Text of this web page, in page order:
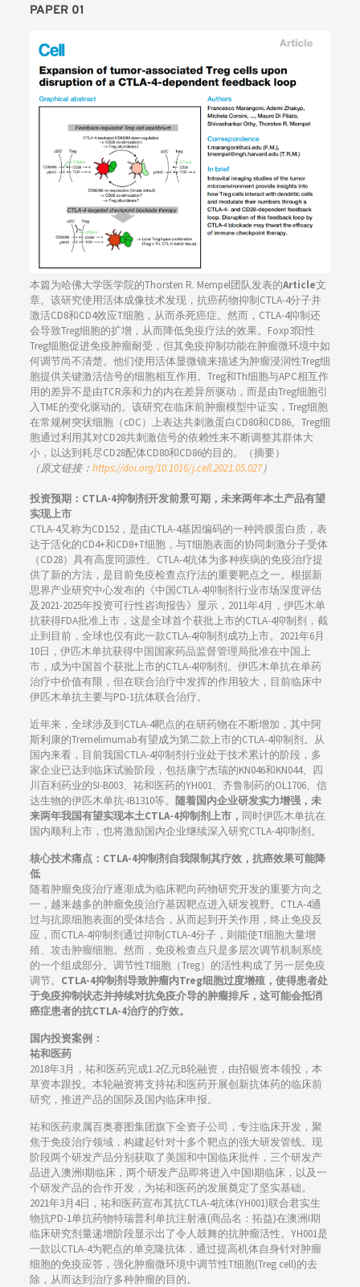
PAPER 01
本篇为哈佛大学医学院的Thorsten R. Mempel团队发表的Article文
章。该研究使用活体成像技术发现，抗癌药物抑制CTLA-4分子并
激活CD8和CD4效应T细胞，从而杀死癌症。然而，CTLA-4抑制还
会导致Treg细胞的扩增，从而降低免疫疗法的效果。Foxp3阳性
Treg细胞促进免疫肿瘤耐受，但其免疫抑制功能在肿瘤微环境中如
何调节尚不清楚。他们使用活体显微镜来描述为肿瘤浸润性Treg细
胞提供关键激活信号的细胞相互作用。Treg和Th细胞与APC相互作
用的差异不是由TCR亲和力的内在差异所驱动，而是由Treg细胞引
入TME的变化驱动的。该研究在临床前肿瘤模型中证实，Treg细胞
在常规树突状细胞（cDC）上表达共刺激蛋白CD80和CD86。Treg细
胞通过利用其对CD28共刺激信号的依赖性来不断调整其群体大
小，以达到耗尽CD28配体CD80和CD86的目的。（摘要）
（原文链接： https://doi.org/10.1016/j.cell.2021.05.027）
投资预期：CTLA-4抑制剂开发前景可期，未来两年本土产品有望
实现上市
CTLA-4又称为CD152，是由CTLA-4基因编码的一种跨膜蛋白质，表
达于活化的CD4+和CD8+T细胞，与T细胞表面的协同刺激分子受体
（CD28）具有高度同源性。CTLA-4抗体为多种疾病的免疫治疗提
供了新的方法，是目前免疫检查点疗法的重要靶点之一。根据新
思界产业研究中心发布的《中国CTLA-4抑制剂行业市场深度评估
及2021-2025年投资可行性咨询报告》显示，2011年4月，伊匹木单
抗获得FDA批准上市，这是全球首个获批上市的CTLA-4抑制剂，截
止到目前，全球也仅有此一款CTLA-4抑制剂成功上市。2021年6月
10日，伊匹木单抗获得中国国家药品监督管理局批准在中国上
市，成为中国首个获批上市的CTLA-4抑制剂。伊匹木单抗在单药
治疗中价值有限，但在联合治疗中发挥的作用较大，目前临床中
伊匹木单抗主要与PD-1抗体联合治疗。
近年来，全球涉及到CTLA-4靶点的在研药物在不断增加，其中阿
斯利康的Tremelimumab有望成为第二款上市的CTLA-4抑制剂。从
国内来看，目前我国CTLA-4抑制剂行业处于技术累计的阶段，多
家企业已达到临床试验阶段，包括康宁杰瑞的KN046和KN044、四
川百利药业的SI-B003、祐和医药的YH001、齐鲁制药的OL1706、信
达生物的伊匹木单抗-IB1310等。 随着国内企业研发实力增强，未
来两年我国有望实现本土CTLA-4抑制剂上市， 同时伊匹木单抗在
国内顺利上市，也将激励国内企业继续深入研究CTLA-4抑制剂。
核心技术痛点：CTLA-4抑制剂自我限制其疗效，抗癌效果可能降
低
随着肿瘤免疫治疗逐渐成为临床靶向药物研究开发的重要方向之
一，越来越多的肿瘤免疫治疗基因靶点进入研发视野。CTLA-4通
过与抗原细胞表面的受体结合，从而起到开关作用，终止免疫反
应，而CTLA-4抑制剂通过抑制CTLA-4分子，则能使T细胞大量增
殖、攻击肿瘤细胞。然而，免疫检查点只是多层次调节机制系统
的一个组成部分。调节性T细胞（Treg）的活性构成了另一层免疫
调节。 CTLA-4抑制剂导致肿瘤内Treg细胞过度增殖，使得患者处
于免疫抑制状态并持续对抗免疫介导的肿瘤排斥，这可能会抵消
癌症患者的抗CTLA-4治疗的疗效。
国内投资案例：
祐和医药
2018年3月，祐和医药完成1.2亿元B轮融资，由招银资本领投，本
草资本跟投。本轮融资将支持祐和医药开展创新抗体药的临床前
研究，推进产品的国际及国内临床申报。
祐和医药隶属百奥赛图集团旗下全资子公司，专注临床开发，聚
焦于免疫治疗领域，构建起针对十多个靶点的强大研发管线。现
阶段两个研发产品分别获取了美国和中国临床批件，三个研发产
品进入澳洲I期临床，两个研发产品即将进入中国I期临床，以及一
个研发产品的合作开发，为祐和医药的发展奠定了坚实基础。
2021年3月4日，祐和医药宣布其抗CTLA-4抗体(YH001)联合君实生
物抗PD-1单抗药物特瑞普利单抗注射液(商品名：拓益)在澳洲I期
临床研究剂量递增阶段显示出了令人鼓舞的抗肿瘤活性。YH001是
一款以CTLA-4为靶点的单克隆抗体，通过提高机体自身针对肿瘤
细胞的免疫应答，强化肿瘤微环境中调节性T细胞(Treg cell)的去
除，从而达到治疗多种肿瘤的目的。